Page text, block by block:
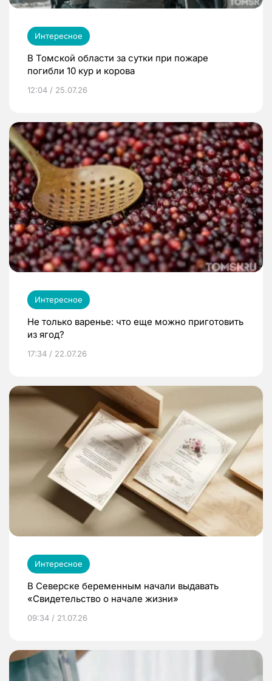
Интересное
В Томской области за сутки при пожаре
погибли 10 кур и корова
12:04 / 25.07.26
Интересное
Не только варенье: что еще можно приготовить
из ягод?
17:34 / 22.07.26
Интересное
В Северске беременным начали выдавать
«Свидетельство о начале жизни»
09:34 / 21.07.26